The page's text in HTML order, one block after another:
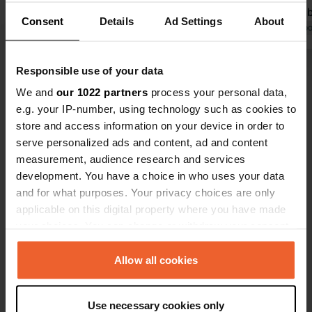
Consent Details Ad Settings About
Responsible use of your data
We and our 1022 partners process your personal data,
e.g. your IP-number, using technology such as cookies to
store and access information on your device in order to
serve personalized ads and content, ad and content
measurement, audience research and services
development. You have a choice in who uses your data
and for what purposes. Your privacy choices are only
applicable on this digital property where you have made
any time from the Cookie Declaration or by clicking on
the Privacy trigger icon.Allow all cookies
Use necessary cookies only
Il a même fait déplacer des voitures
pour que nous puissions faire demi-
emplacements ombragés. L'endroit a
l'air un peu rustique, mais il est tout à
fait convenable. Supermarché à
proximité. Transats disponibles.
Parfait si vous venez pour un séjour à
la plage. L'électricité est suffisante
pour la climatisation.
Traduit par GoogleAfficher l'original
endroit qui
camping.
Traduit par
Voir tous les 45 avis
Es-tu déjà venu ici ?
Himare - Livadh Road
Copie